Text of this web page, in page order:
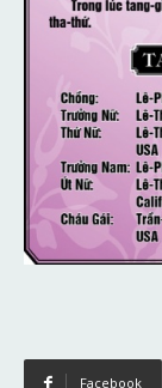
Facebook